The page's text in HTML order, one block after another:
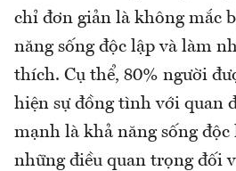
chỉ đơn giản là không mắc
năng sống độc lập và làm
thích. Cụ thể, 80% người
hiện sự đồng tình với quan
mạnh là khả năng sống độc
những điều quan trọng đối